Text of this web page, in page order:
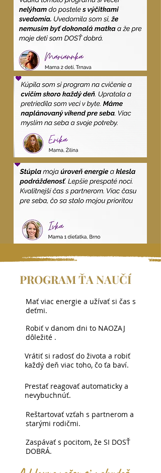
PROGRAM ŤA NAUČÍ
Mať viac energie a užívať si čas s
deťmi.
Robiť v danom dni to NAOZAJ
dôležité .
Vrátiť si radosť do života a robiť
každý deň viac toho, čo ťa baví.
Prestať reagovať automaticky a
nevybuchnúť.
Reštartovať vzťah s partnerom a
starými rodičmi.
Zaspávať s pocitom, že SI DOSŤ
DOBRÁ.